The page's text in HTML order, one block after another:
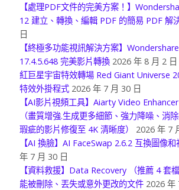
【處理PDF文件的完美方案！】
12 建立、轉換、編輯 PDF 的簡易 PDF 解
日
【終極多功能視訊解決方案】
17.4.5.648 完美影片轉換 2026 年 8 月 2 日
紅巨星宇宙特效轉場 Red Giant Universe
特效外掛程式 2026 年 7 月 30 日
【AI影片視頻工具】Aiarty Video
（畫質增強.生成更多細節、強力降噪、消
瑕疵的影片修復至 4K 清晰度）
2026 年 7
【AI 換臉】AI FaceSwap 2.6.2 互換圖像
年 7 月 30 日
【資料救援】Data Recovery （推薦 4 套
能被刪除、丟失或意外更改的文件 2026 年